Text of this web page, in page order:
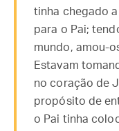
tinha chegado
para o Pai;
mundo, amou-
Estavam
no coração de
propósito de
o Pai tinha